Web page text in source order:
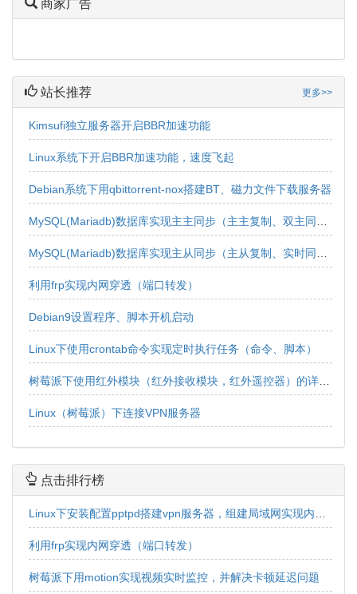
商家广告
站长推荐 更多>>
Kimsufi独立服务器开启BBR加速功能
Linux系统下开启BBR加速功能，速度飞起
Debian系统下用qbittorrent-nox搭建BT、磁力文件下载服务器
MySQL(Mariadb)数据库实现主主同步（主主复制、双主同步、双向同步）
MySQL(Mariadb)数据库实现主从同步（主从复制、实时同步、实时复制、单向同步、单向复制）
利用frp实现内网穿透（端口转发）
Debian9设置程序、脚本开机启动
Linux下使用crontab命令实现定时执行任务（命令、脚本）
树莓派下使用红外模块（红外接收模块，红外遥控器）的详细教程
Linux（树莓派）下连接VPN服务器
点击排行榜
Linux下安装配置pptpd搭建vpn服务器，组建局域网实现内网互连互通
利用frp实现内网穿透（端口转发）
树莓派下用motion实现视频实时监控，并解决卡顿延迟问题